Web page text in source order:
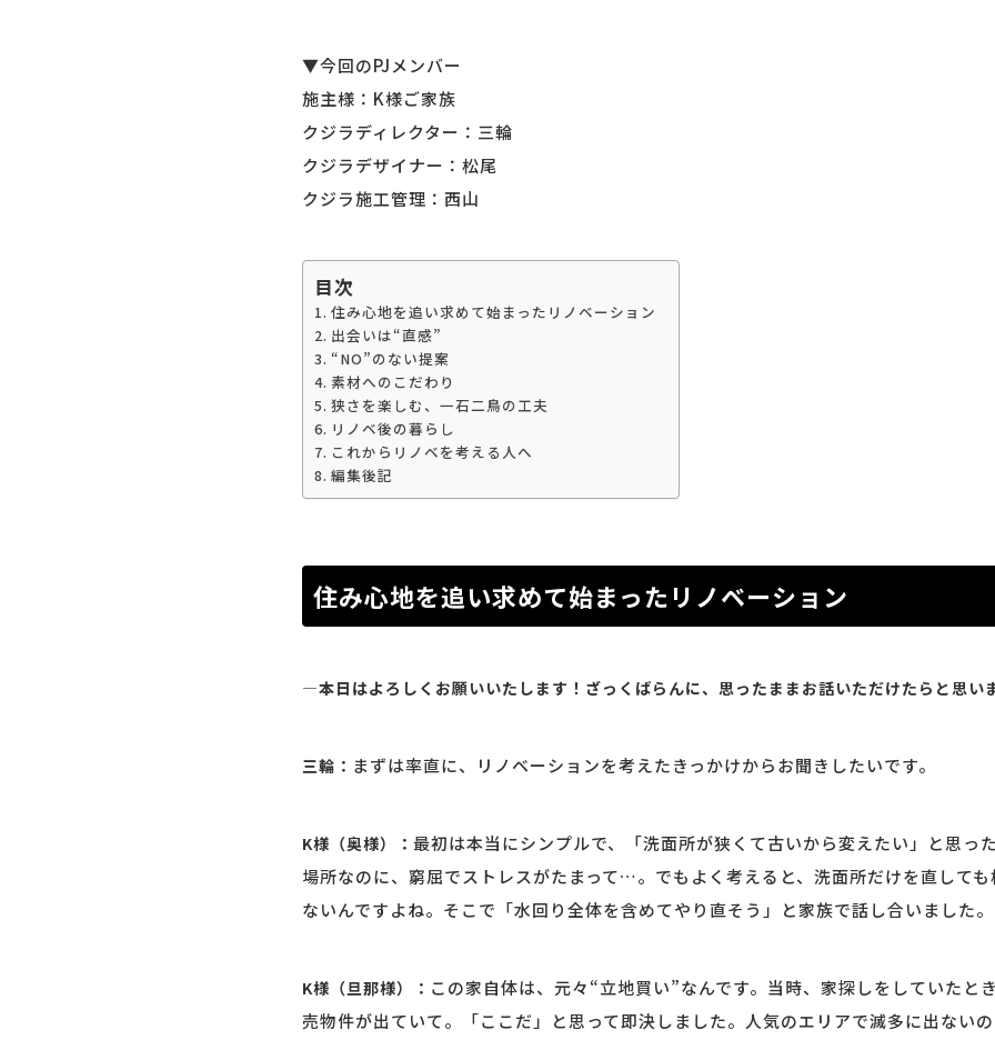
▼今回のPJメンバー
施主様：K様ご家族
クジラディレクター：三輪
クジラデザイナー：松尾
クジラ施工管理：西山
目次
住み心地を追い求めて始まったリノベーション
出会いは“直感”
“NO”のない提案
素材へのこだわり
狭さを楽しむ、一石二鳥の工夫
リノベ後の暮らし
これからリノベを考える人へ
編集後記
住み心地を追い求めて始まったリノベーション
―本日はよろしくお願いいたします！ざっくばらんに、思ったままお話いただけたらと思い
三輪： まずは率直に、リノベーションを考えたきっかけからお聞きしたいです。
K様（奥様）： 最初は本当にシンプルで、「洗面所が狭くて古いから変えたい」と思っ
場所なのに、窮屈でストレスがたまって…。でもよく考えると、洗面所だけを直して
ないんですよね。そこで「水回り全体を含めてやり直そう」と家族で話し合いました。
K様（旦那様）： この家自体は、元々“立地買い”なんです。当時、家探しをしていたと
売物件が出ていて。「ここだ」と思って即決しました。人気のエリアで滅多に出ない